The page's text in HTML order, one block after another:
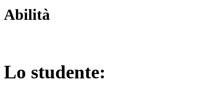
Abilità
Lo studente: